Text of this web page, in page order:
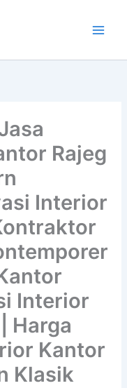
Rajeg
Interior
Interior
Harga
Kantor
Klasik